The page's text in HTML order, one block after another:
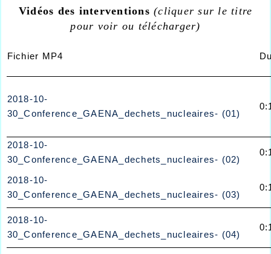
Vidéos des interventions (cliquer sur le titre
pour voir ou télécharger)
Fichier MP4
2018-10-
30_Conference_GAENA_dechets_nucleaires- (01)
2018-10-
30_Conference_GAENA_dechets_nucleaires- (02)
2018-10-
30_Conference_GAENA_dechets_nucleaires- (03)
2018-10-
30_Conference_GAENA_dechets_nucleaires- (04)